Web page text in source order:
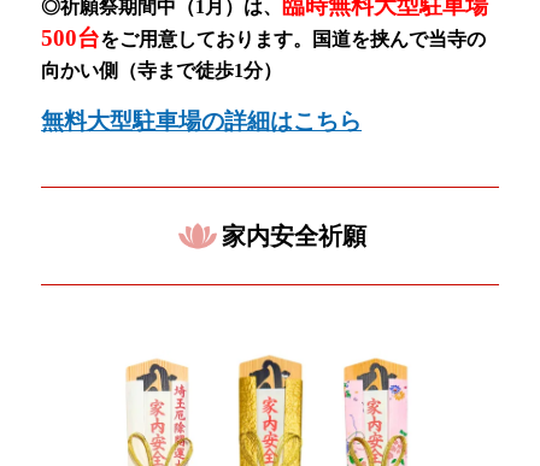
◎祈願祭期間中（1月） は、 臨時無料大型駐車場
500台をご用意しております。
国道を挟んで当寺の
向かい側（寺まで徒歩1分）
無料大型駐車場の詳細はこちら
家内安全祈願